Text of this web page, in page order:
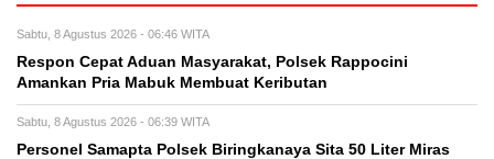
Sabtu, 8 Agustus 2026 - 06:46 WITA
Respon Cepat Aduan Masyarakat, Polsek Rappocini
Amankan Pria Mabuk Membuat Keributan
Sabtu, 8 Agustus 2026 - 06:39 WITA
Personel Samapta Polsek Biringkanaya Sita 50 Liter Miras